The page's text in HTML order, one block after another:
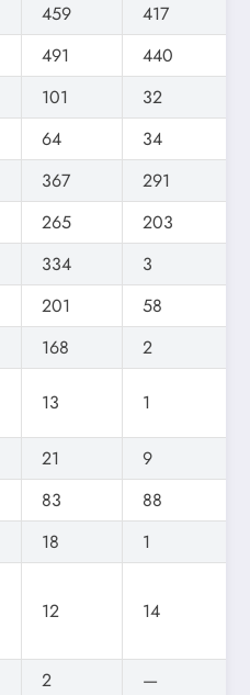
459
417
491
440
101
32
64
34
367
291
265
203
334
3
201
58
168 2
13 1
21
9
83
88
18 1
12 14
2
—